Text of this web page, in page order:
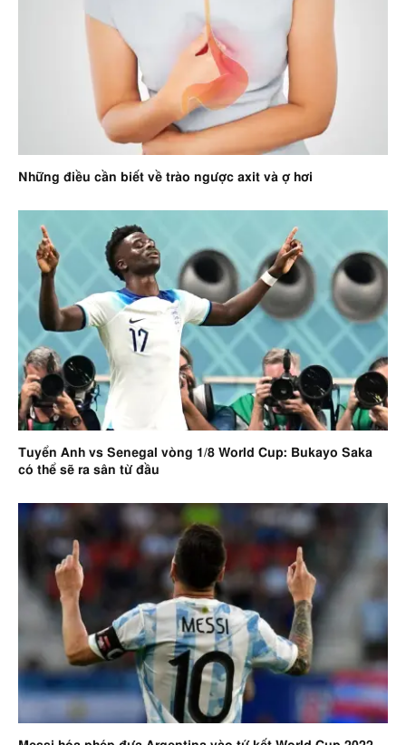
Những điều cần biết về trào ngược axit và ợ hơi
Tuyển Anh vs Senegal vòng 1/8 World Cup: Bukayo Saka
có thể sẽ ra sân từ đầu